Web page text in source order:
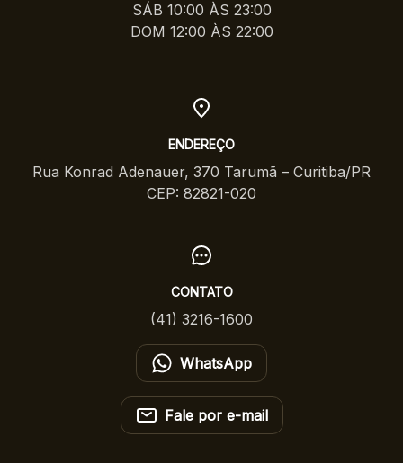
SÁB 10:00 ÀS 23:00
DOM 12:00 ÀS 22:00
ENDEREÇO
Rua Konrad Adenauer, 370 Tarumã – Curitiba/PR
CEP: 82821-020
CONTATO
(41) 3216-1600
WhatsApp
Fale por e-mail